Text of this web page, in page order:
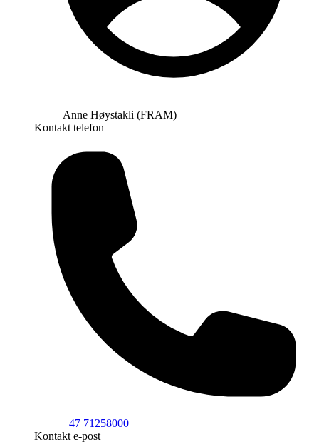
Anne Høystakli (FRAM)
Kontakt telefon
+47 71258000
Kontakt e-post